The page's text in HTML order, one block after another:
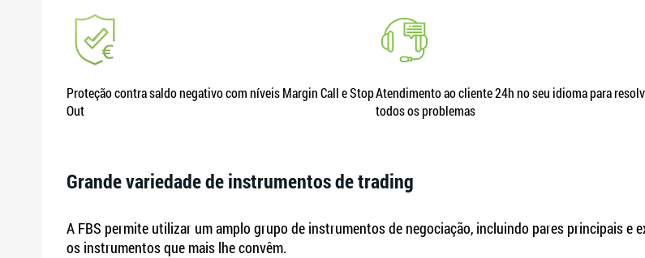
Proteção contra saldo negativo com níveis Margin Call e Stop
Out
Atendimento ao cliente 24h no seu idioma para
todos os problemas
Grande variedade de instrumentos de trading
A FBS permite utilizar um amplo grupo de instrumentos de negociação, incluindo pares principais e
os instrumentos que mais lhe convêm.